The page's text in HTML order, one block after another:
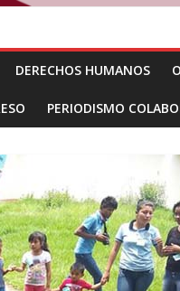
DERECHOS HUMANOS
PERIODISMO